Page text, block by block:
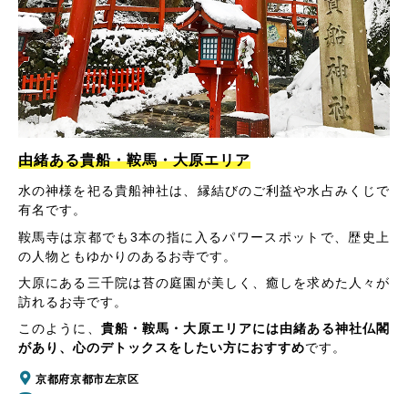
由緒ある貴船・鞍馬・大原エリア
水の神様を祀る貴船神社は、縁結びのご利益や水占みくじで
有名です。
鞍馬寺は京都でも3本の指に入るパワースポットで、歴史上
の人物ともゆかりのあるお寺です。
大原にある三千院は苔の庭園が美しく、癒しを求めた人々が
訪れるお寺です。
このように、 貴船・鞍馬・大原エリアには由緒ある神社仏閣
があり、心のデトックスをしたい方におすすめです。
京都府京都市左京区